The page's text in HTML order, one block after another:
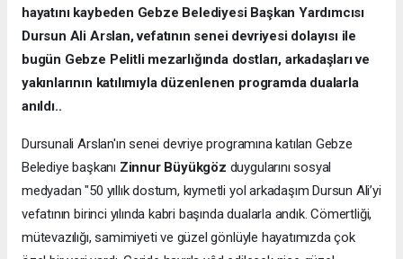
hayatını kaybeden Gebze Belediyesi Başkan Yardımcısı
Dursun Ali Arslan, vefatının senei devriyesi dolayısı ile
bugün Gebze Pelitli mezarlığında dostları, arkadaşları ve
yakınlarının katılımıyla düzenlenen programda dualarla
anıldı..
Dursunali Arslan'ın senei devriye programına katılan Gebze
Belediye başkanı Zinnur Büyükgöz duygularını sosyal
medyadan "50 yıllık dostum, kıymetli yol arkadaşım Dursun Ali’yi
vefatının birinci yılında kabri başında dualarla andık. Cömertliği,
mütevazılığı, samimiyeti ve güzel gönlüyle hayatımızda çok